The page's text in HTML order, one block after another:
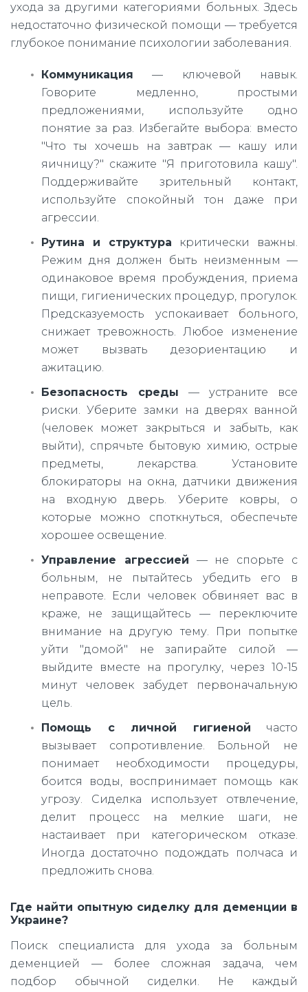
ухода за другими категориями больных. Здесь
недостаточно физической помощи — требуется
глубокое понимание психологии заболевания.
Коммуникация — ключевой навык.
Говорите медленно, простыми
предложениями, используйте одно
понятие за раз. Избегайте выбора: вместо
"Что ты хочешь на завтрак — кашу или
яичницу?" скажите "Я приготовила кашу".
Поддерживайте зрительный контакт,
используйте спокойный тон даже при
агрессии.
Рутина и структура критически важны.
Режим дня должен быть неизменным —
одинаковое время пробуждения, приема
пищи, гигиенических процедур, прогулок.
Предсказуемость успокаивает больного,
снижает тревожность. Любое изменение
может вызвать дезориентацию и
ажитацию.
Безопасность среды — устраните все
риски. Уберите замки на дверях ванной
(человек может закрыться и забыть, как
выйти), спрячьте бытовую химию, острые
предметы, лекарства. Установите
блокираторы на окна, датчики движения
на входную дверь. Уберите ковры, о
которые можно споткнуться, обеспечьте
хорошее освещение.
Управление агрессией — не спорьте с
больным, не пытайтесь убедить его в
неправоте. Если человек обвиняет вас в
краже, не защищайтесь — переключите
внимание на другую тему. При попытке
уйти "домой" не запирайте силой —
выйдите вместе на прогулку, через 10-15
минут человек забудет первоначальную
цель.
Помощь с личной гигиеной часто
вызывает сопротивление. Больной не
понимает необходимости процедуры,
боится воды, воспринимает помощь как
угрозу. Сиделка использует отвлечение,
делит процесс на мелкие шаги, не
настаивает при категорическом отказе.
Иногда достаточно подождать полчаса и
предложить снова.
Где найти опытную сиделку для деменции в
Украине?
Поиск специалиста для ухода за больным
деменцией — более сложная задача, чем
подбор обычной сиделки. Не каждый